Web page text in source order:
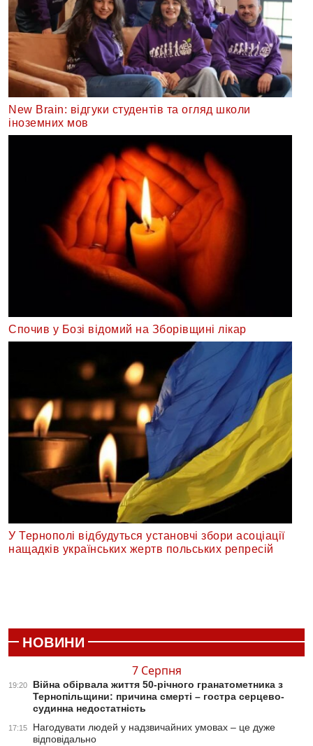
New Brain: відгуки студентів та огляд школи
іноземних мов
Спочив у Бозі відомий на Зборівщині лікар
У Тернополі відбудуться установчі збори асоціації
нащадків українських жертв польських репресій
НОВИНИ
7 Серпня
19:20
Війна обірвала життя 50-річного гранатометника з
Тернопільщини: причина смерті – гостра серцево-
судинна недостатність
17:15
Нагодувати людей у надзвичайних умовах – це дуже
відповідально